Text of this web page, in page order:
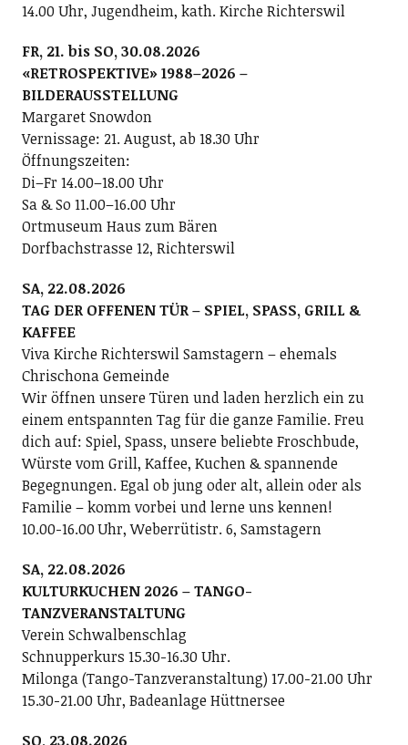
14.00 Uhr, Jugendheim, kath. Kirche Richterswil
FR, 21. bis SO, 30.08.2026
«RETROSPEKTIVE» 1988–2026 –
BILDERAUSSTELLUNG
Margaret Snowdon
Vernissage: 21. August, ab 18.30 Uhr
Öffnungszeiten:
Di–Fr 14.00–18.00 Uhr
Sa & So 11.00–16.00 Uhr
Ortmuseum Haus zum Bären
Dorfbachstrasse 12, Richterswil
SA, 22.08.2026
TAG DER OFFENEN TÜR – SPIEL, SPASS, GRILL &
KAFFEE
Viva Kirche Richterswil Samstagern – ehemals
Chrischona Gemeinde
Wir öffnen unsere Türen und laden herzlich ein zu
einem entspannten Tag für die ganze Familie. Freu
dich auf: Spiel, Spass, unsere beliebte Froschbude,
Würste vom Grill, Kaffee, Kuchen & spannende
Begegnungen. Egal ob jung oder alt, allein oder als
Familie – komm vorbei und lerne uns kennen!
10.00-16.00 Uhr, Weberrütistr. 6, Samstagern
SA, 22.08.2026
KULTURKUCHEN 2026 – TANGO-
TANZVERANSTALTUNG
Verein Schwalbenschlag
Schnupperkurs 15.30-16.30 Uhr.
Milonga (Tango-Tanzveranstaltung) 17.00-21.00 Uhr
15.30-21.00 Uhr, Badeanlage Hüttnersee
SO, 23.08.2026